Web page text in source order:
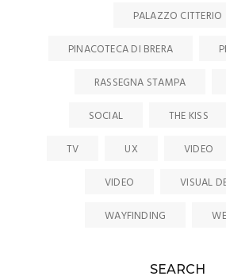
PALAZZO CITTERIO
PINACOTECA DI BRERA
RASSEGNA STAMPA
SOCIAL
THE KISS
TV
UX VIDEO
VIDEO
VISUAL
WAYFINDING
SEARCH